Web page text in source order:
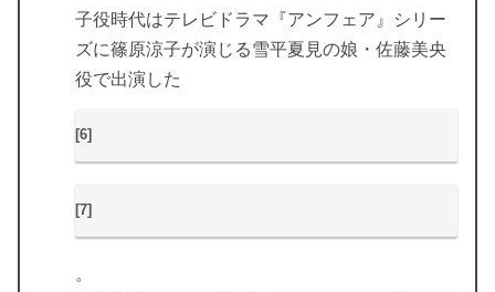
子役時代はテレビドラマ『アンフェア』シリー
ズに篠原涼子が演じる雪平夏見の娘・佐藤美央
役で出演した
[6]
[7]
。